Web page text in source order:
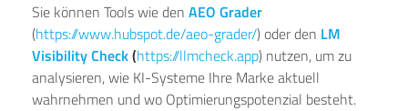
Sie können Tools wie den AEO Grader
(https://www.hubspot.de/aeo-grader/) oder den LM
Visibility Check(https://llmcheck.app) nutzen, um zu
analysieren, wie KI-Systeme Ihre Marke aktuell
wahrnehmen und wo Optimierungspotenzial besteht.